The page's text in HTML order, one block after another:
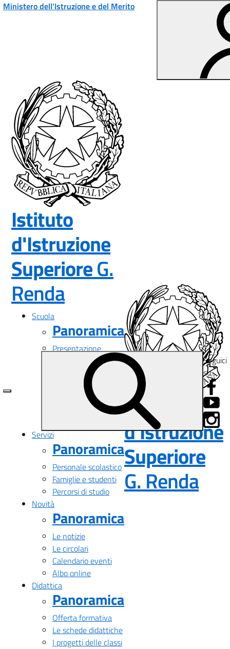
Vai ai contenuti
Vai al menu di navigazione
Vai al footer
Ministero dell'Istruzione e del Merito
Istituto
d'Istruzione
SuperioreG.
Renda— Visita la pagina
Scuola
Panoramica
Presentazione
Le persone
I numeri della scuola
Le carte della scuola
Organizzazione
Servizi
Panoramica
Personale scolastico
Famiglie e studenti
Percorsi di studio
Novità
Panoramica
Le notizie
Le circolari
Calendario eventi
Albo online
Didattica
Panoramica
Offerta formativa
Le schede didattiche
I progetti delle classi
Istituto
d'Istruzione
Superiore
G. Renda—
Seguici
su: